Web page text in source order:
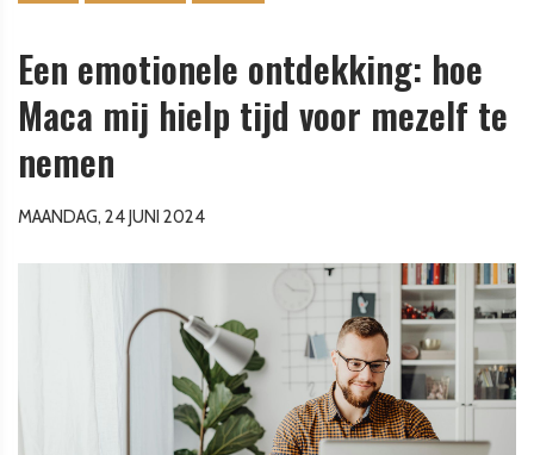
Een emotionele ontdekking: hoe
Maca mij hielp tijd voor mezelf te
nemen
MAANDAG, 24 JUNI 2024